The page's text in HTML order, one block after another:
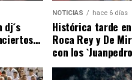
NOTICIAS hace 6 días
Histórica tarde
Roca Rey y De
con los